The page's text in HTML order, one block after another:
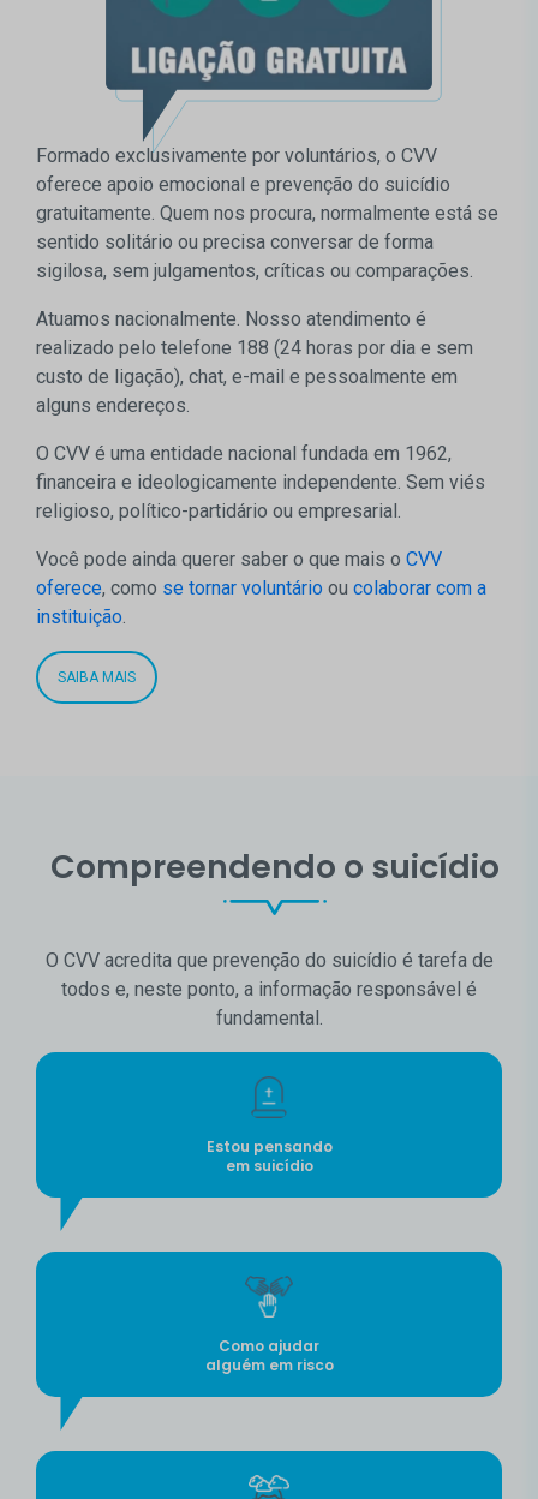
Formado exclusivamente por voluntários, o CVV
oferece apoio emocional e prevenção do suicídio
gratuitamente. Quem nos procura, normalmente está se
sentido solitário ou precisa conversar de forma
sigilosa, sem julgamentos, críticas ou comparações.
Atuamos nacionalmente. Nosso atendimento é
realizado pelo telefone 188 (24 horas por dia e sem
custo de ligação), chat, e-mail e pessoalmente em
alguns endereços.
O CVV é uma entidade nacional fundada em 1962,
financeira e ideologicamente independente. Sem viés
religioso, político-partidário ou empresarial.
Você pode ainda querer saber o que mais o CVV
oferece, como se tornar voluntário ou colaborar com a
instituição.
SAIBA MAIS
Compreendendo o suicídio
O CVV acredita que prevenção do suicídio é tarefa de
todos e, neste ponto, a informação responsável é
fundamental.
Estou pensando
em suicídio
Como ajudar
alguém em risco